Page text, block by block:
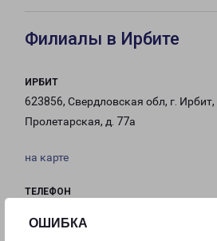
ОШИБКА
Филиалы в Ирбите
ИРБИТ
623856, Свердловская обл, г. Ирбит,
Пролетарская, д. 77а
на карте
ТЕЛЕФОН